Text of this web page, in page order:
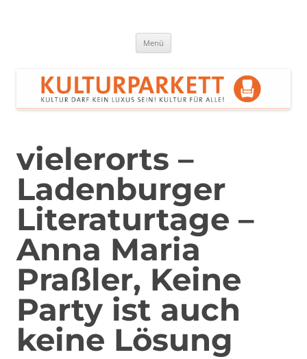
Menü
vielerorts –
Ladenburger
Literaturtage –
Anna Maria
Praßler, Keine
Party ist auch
keine Lösung